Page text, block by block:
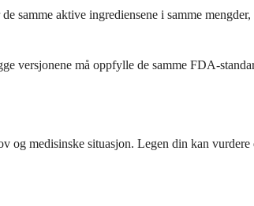
samme aktive ingrediensene i samme
versjonene må oppfylle de samme FDA-
medisinske situasjon. Legen din kan